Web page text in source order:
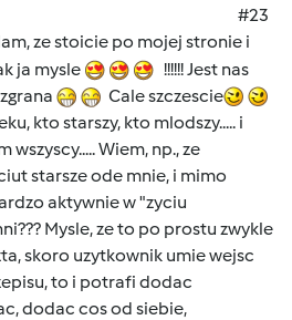
#23
ze stoicie po mojej stronie i
ja mysle
!!!!!! Jest nas
Cale szczescie
kto starszy, kto mlodszy..... i
Wiem, np., ze
starsze ode mnie, i mimo
aktywnie w "zyciu
Mysle, ze to po prostu zwykle
skoro uzytkownik umie wejsc
to i potrafi dodac
dodac cos od siebie,